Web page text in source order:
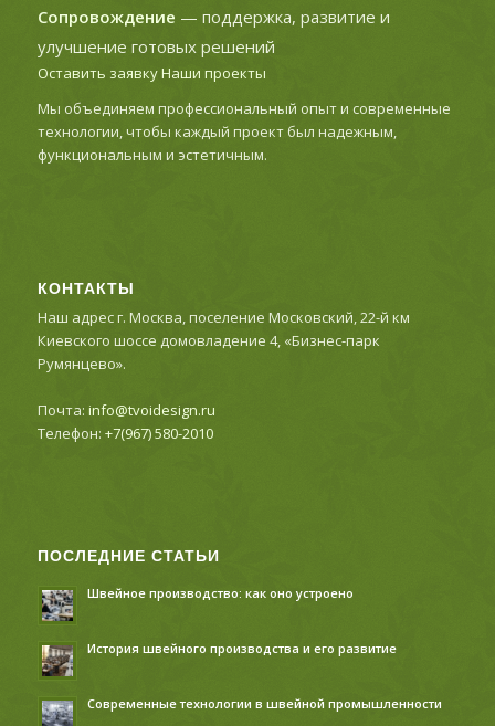
Сопровождение — поддержка, развитие и
улучшение готовых решений
Оставить заявкуНаши проекты
Мы объединяем профессиональный опыт и современные
технологии, чтобы каждый проект был надежным,
функциональным и эстетичным.
КОНТАКТЫ
Наш адрес г. Москва, поселение Московский, 22-й км
Киевского шоссе домовладение 4, «Бизнес-парк
Румянцево».
Почта: info@tvoidesign.ru
Телефон: +7(967) 580-2010
ПОСЛЕДНИЕ СТАТЬИ
Швейное производство: как оно устроено
История швейного производства и его развитие
Современные технологии в швейной промышленности